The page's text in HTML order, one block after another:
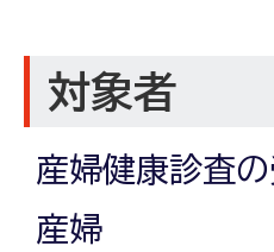
対象者
産婦健康診査
産婦